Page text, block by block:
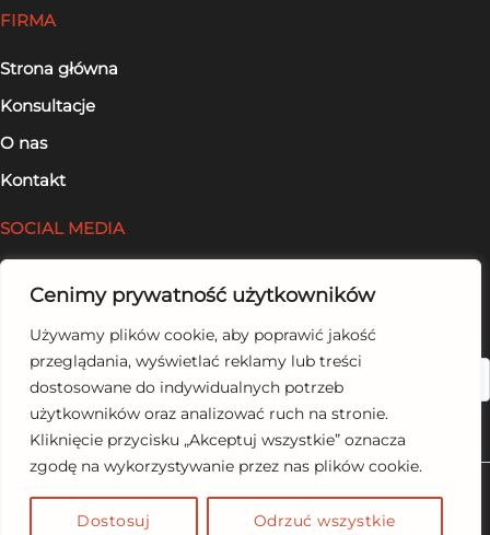
Cenimy prywatność użytkowników
Używamy plików cookie, aby poprawić jakość
przeglądania, wyświetlać reklamy lub treści
dostosowane do indywidualnych potrzeb
użytkowników oraz analizować ruch na stronie.
Kliknięcie przycisku „Akceptuj wszystkie” oznacza
zgodę na wykorzystywanie przez nas plików cookie.
Dostosuj Odrzuć wszystkie
FIRMA
Strona główna
Konsultacje
O nas
Kontakt
SOCIAL MEDIA
Szukaj